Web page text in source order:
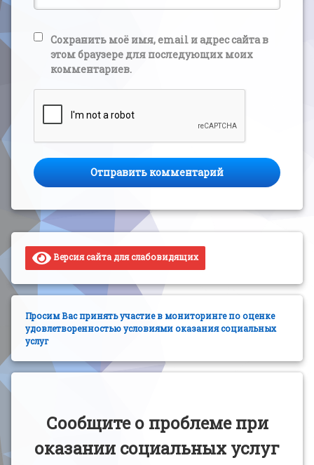
Сохранить моё имя, email и адрес сайта в
этом браузере для последующих моих
комментариев.
Версия сайта для слабовидящих
Просим Вас принять участие в мониторинге по оценке
удовлетворенностью условиями оказания социальных
услуг
Сообщите о проблеме при
оказании социальных услуг